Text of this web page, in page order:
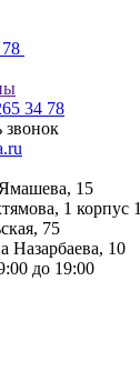
34 78
звонок
15
1 корпус 1
75
Назарбаева, 10
до 19:00